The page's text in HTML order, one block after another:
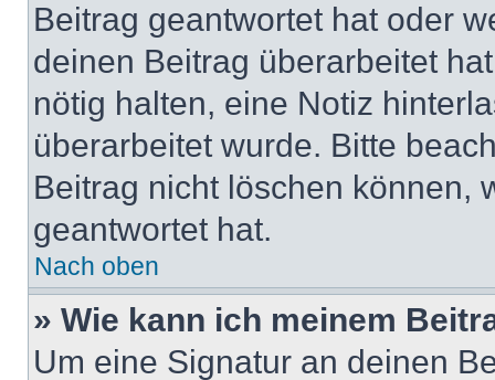
Beitrag geantwortet hat oder
deinen Beitrag überarbeitet
nötig halten, eine Notiz
überarbeitet wurde. Bitte
Beitrag nicht löschen können,
geantwortet hat.
Nach oben
» Wie kann ich meinem
Um eine Signatur an deinen